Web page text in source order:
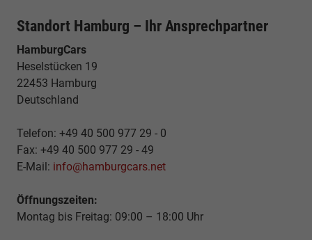
Standort Hamburg – Ihr Ansprechpartner
HamburgCars
Heselstücken 19
22453 Hamburg
Deutschland
Telefon: +49 40 500 977 29 - 0
Fax: +49 40 500 977 29 - 49
E-Mail: info@hamburgcars.net
Öffnungszeiten:
Montag bis Freitag: 09:00 – 18:00 Uhr